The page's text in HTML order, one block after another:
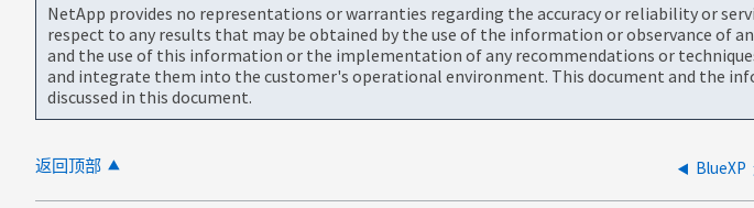
NetApp provides no representations or warranties regarding the accuracy or reliability or
respect to any results that may be obtained by the use of the information or observance of
and the use of this information or the implementation of any recommendations or
and integrate them into the customer's operational environment. This document and the
discussed in this document.
返回顶部 BlueXP